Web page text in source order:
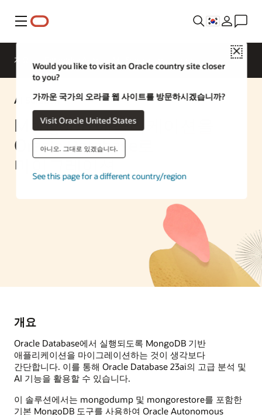
메뉴
Close
Would you like to visit an Oracle country site closer
to you?
가까운 국가의 오라클 웹 사이트를 방문하시겠습니까?
Visit Oracle United States
아니오. 그대로 있겠습니다.
See this page for a different country/region
개요
AI Solution
MongoDB 애플리케이션을
Oracle Database로
마이그레이션
개요
Oracle Database에서 실행되도록 MongoDB 기반
애플리케이션을 마이그레이션하는 것이 생각보다
간단합니다. 이를 통해 Oracle Database 23ai의 고급 분석 및
AI 기능을 활용할 수 있습니다.
이 솔루션에서는 mongodump 및 mongorestore를 포함한
기본 MongoDB 도구를 사용하여 Oracle Autonomous